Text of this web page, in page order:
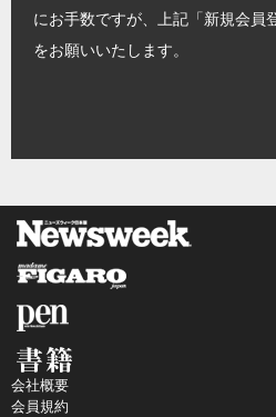
にお手数ですが、上記「新規会員
をお願いいたします。
会社概要
会員規約